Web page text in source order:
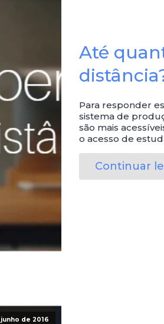
Até
Para responder
sistema de
são mais
o acesso de
Continuar
de 2016